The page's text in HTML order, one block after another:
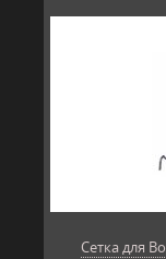
Сетка для